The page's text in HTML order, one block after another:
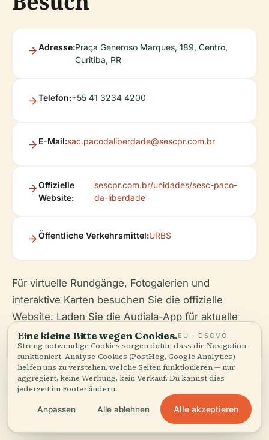
Adresse:Praça Generoso Marques, 189, Centro,
Curitiba, PR
Telefon:+55 41 3234 4200
E-Mail:sac.pacodaliberdade@sescpr.com.br
Offizielle
Website:
sescpr.com.br/unidades/sesc-paco-
da-liberdade
Öffentliche Verkehrsmittel:URBS
Für virtuelle Rundgänge, Fotogalerien und
interaktive Karten besuchen Sie die offizielle
Website. Laden Sie die Audiala-App für aktuelle
Veranstaltungskalender, personalisierte
Empfehlungen und Geheimtipps herunter.
Eine kleine Bitte wegen Cookies.EU · DSGVO
Streng notwendige Cookies sorgen dafür, dass die Navigation
funktioniert. Analyse-Cookies (PostHog, Google Analytics)
helfen uns zu verstehen, welche Seiten funktionieren — nur
aggregiert, keine Werbung, kein Verkauf. Du kannst dies
jederzeit im Footer ändern.
Anpassen Alle ablehnen Alle akzeptieren